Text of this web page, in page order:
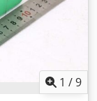
1 /9